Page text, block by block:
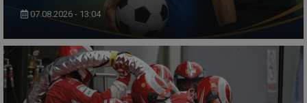
07.08.2026 - 13:04